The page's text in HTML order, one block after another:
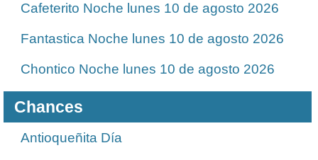
Cafeterito Noche lunes 10 de agosto 2026
Fantastica Noche lunes 10 de agosto 2026
Chontico Noche lunes 10 de agosto 2026
Chances
Antioqueñita Día